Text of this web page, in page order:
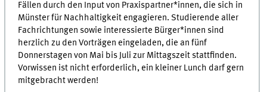
Fällen durch den Input von Praxispartner*innen, die sich in
Münster für Nachhaltigkeit engagieren. Studierende aller
Fachrichtungen sowie interessierte Bürger*innen sind
herzlich zu den Vorträgen eingeladen, die an fünf
Donnerstagen von Mai bis Juli zur Mittagszeit stattfinden.
Vorwissen ist nicht erforderlich, ein kleiner Lunch darf gern
mitgebracht werden!